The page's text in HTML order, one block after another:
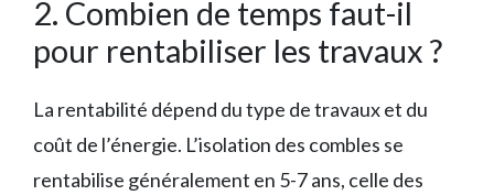
2. Combien de temps faut-il
pour rentabiliser les travaux ?
La rentabilité dépend du type de travaux et du
coût de l’énergie. L’isolation des combles se
rentabilise généralement en 5-7 ans, celle des